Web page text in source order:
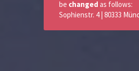
be changed as follows:
Sophienstr. 4 | 80333